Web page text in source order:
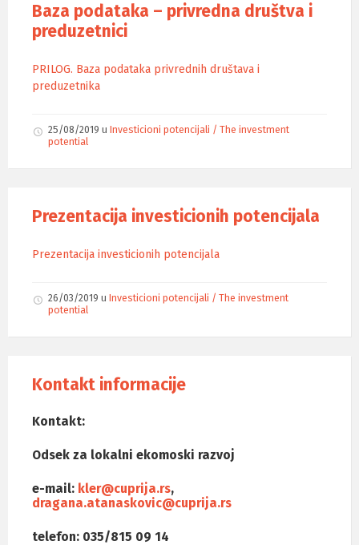
Baza podataka – privredna društva i
preduzetnici
PRILOG. Baza podataka privrednih društava i
preduzetnika
25/08/2019 u Investicioni potencijali / The investment
potential
Prezentacija investicionih potencijala
Prezentacija investicionih potencijala
26/03/2019 u Investicioni potencijali / The investment
potential
Kontakt informacije
Kontakt:
Odsek za lokalni ekomoski razvoj
e-mail: kler@cuprija.rs,
dragana.atanaskovic@cuprija.rs
telefon: 035/815 09 14